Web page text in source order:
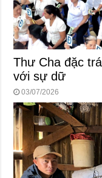
Thư Cha đặc
với sự dữ
03/07/2026